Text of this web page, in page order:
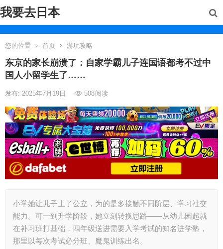
我要去日本
您的位置 首页 游玩攻略
东京的家长崩溃了：自家学霸儿子连国语都考不过中
国人小留学生了……
发布: 2025年7月19日 508阅读
小学她让儿子上了公立，为的是多接触不同阶层、学习社交
能力。可一到升学阶段，她立刻转换思路——从幼儿园起就
在补习班打基础，四年级送进需要入学考试的知名进学塾，
那里以每次考试必分班、魔鬼训练出名。